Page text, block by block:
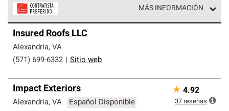
MÁS INFORMACIÓN
parte de una red exclusiva de profesionales de techos
que cumplen con altos estándares y requisitos estrictos
de profesionalismo y confiabilidad.
Insured Roofs LLC
Alexandria, VA
(571) 699-6332
Sitio web
Impact Exteriors
Alexandria, VA Español Disponible
★ 4.92
37 reseñas